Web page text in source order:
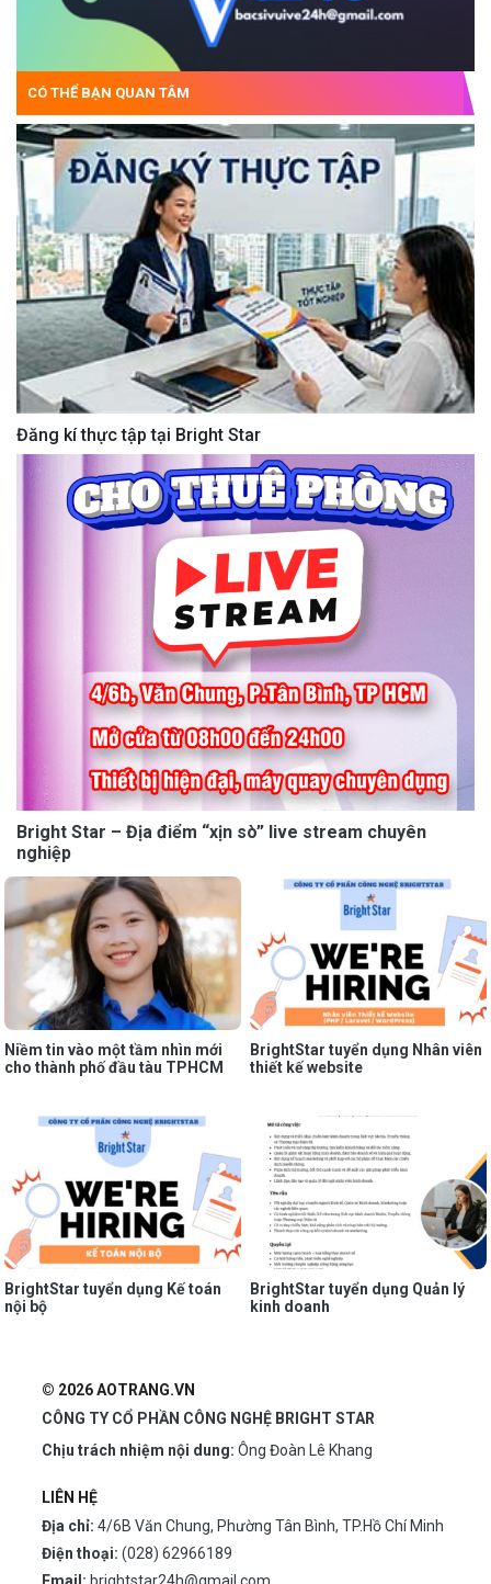
CÓ THỂ BẠN QUAN TÂM
Đăng kí thực tập tại Bright Star
Bright Star – Địa điểm “xịn sò” live stream chuyên
nghiệp
Niềm tin vào một tầm nhìn mới
cho thành phố đầu tàu TPHCM
BrightStar tuyển dụng Nhân viên
thiết kế website
BrightStar tuyển dụng Kế toán
nội bộ
BrightStar tuyển dụng Quản lý
kinh doanh
© 2026 AOTRANG.VN
CÔNG TY CỔ PHẦN CÔNG NGHỆ BRIGHT STAR
Chịu trách nhiệm nội dung: Ông Đoàn Lê Khang
LIÊN HỆ
Địa chỉ: 4/6B Văn Chung, Phường Tân Bình, TP.Hồ Chí Minh
Điện thoại: (028) 62966189